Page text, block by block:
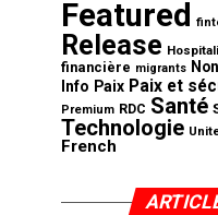
Featured
Release
financière migrants
Info Paix Paix et
Premium RDC Santé
Technologie
French